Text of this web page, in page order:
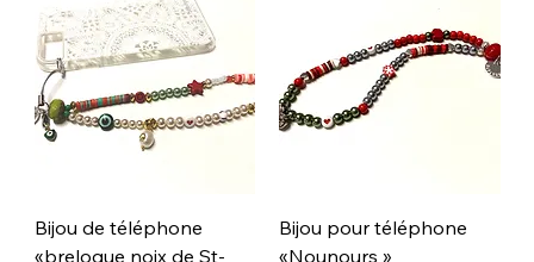
Bijou de téléphone
«breloque noix de St-
Bijou pour téléphone
«Nounours »